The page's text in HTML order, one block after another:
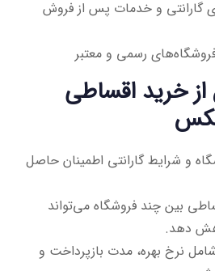
گارانتی و خدمات پس از فروش
رسمی و معتبر
خرید اقساطی
و شرایط گارانتی اطمینان حاصل
بین چند فروشگاه می‌تواند
دهد.
شامل نرخ بهره، مدت بازپرداخت و